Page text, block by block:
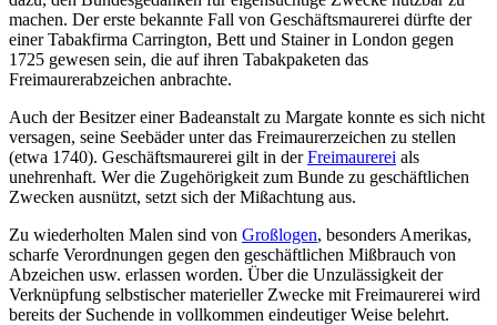
machen. Der erste bekannte Fall von Geschäftsmaurerei dürfte der
einer Tabakfirma Carrington, Bett und Stainer in London gegen
1725 gewesen sein, die auf ihren Tabakpaketen das
Freimaurerabzeichen anbrachte.
Auch der Besitzer einer Badeanstalt zu Margate konnte es sich nicht
versagen, seine Seebäder unter das Freimaurerzeichen zu stellen
(etwa 1740). Geschäftsmaurerei gilt in derFreimaurerei als
unehrenhaft. Wer die Zugehörigkeit zum Bunde zu geschäftlichen
Zwecken ausnützt, setzt sich der Mißachtung aus.
Zu wiederholten Malen sind von Großlogen, besonders Amerikas,
scharfe Verordnungen gegen den geschäftlichen Mißbrauch von
Abzeichen usw. erlassen worden. Über die Unzulässigkeit der
Verknüpfung selbstischer materieller Zwecke mit Freimaurerei wird
bereits der Suchende in vollkommen eindeutiger Weise belehrt.